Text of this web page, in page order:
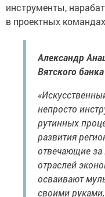
инструменты,
в проектных
Александр
Вятского
непросто
рутинных
развития
отвечающие за
отраслей
осваивают
своими